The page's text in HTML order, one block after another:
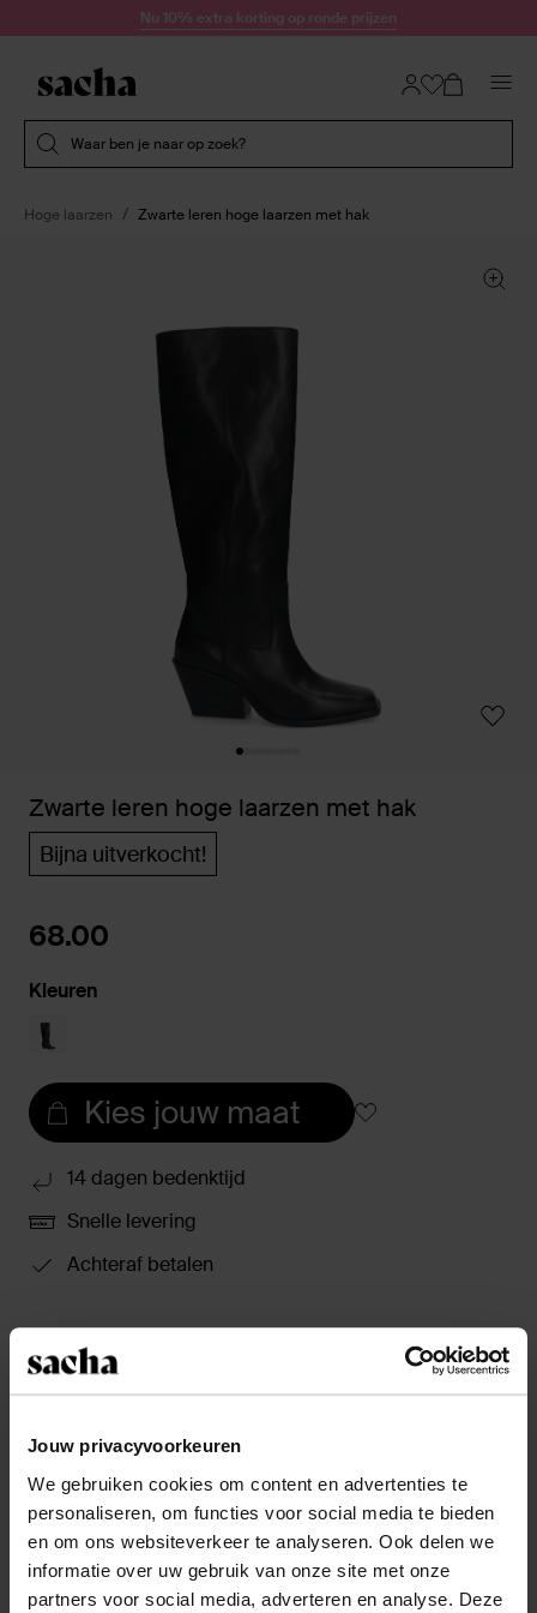
Jouw privacyvoorkeuren
We gebruiken cookies om content en advertenties te
personaliseren, om functies voor social media te bieden
en om ons websiteverkeer te analyseren. Ook delen we
informatie over uw gebruik van onze site met onze
partners voor social media, adverteren en analyse. Deze
Doorgaan naar artikelNu 10% extra korting op ronde prijzen
Waar ben je naar op zoek?
Hoge laarzen Zwarte leren hoge laarzen met hak
Zwarte leren hoge laarzen met hak
Bijna uitverkocht!
68.00
Kleuren
Kies jouw maat
14 dagen bedenktijd
Snelle levering
Achteraf betalen
Product omschrijving
carré neus. De schachthoogte is 46 cm en de
schachtomtrek is 40 cm. De zwarte boots zijn geheel
gemaakt van leer. Verzorg de laarzen met de Collonil
clean & care 200ml.